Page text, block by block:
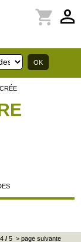
perm_identity
shopping_cart
4 / 5 > page suivante